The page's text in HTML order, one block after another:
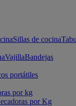
Sillas de cocina
VajillaBandejas
portátiles
por kg
por Kg